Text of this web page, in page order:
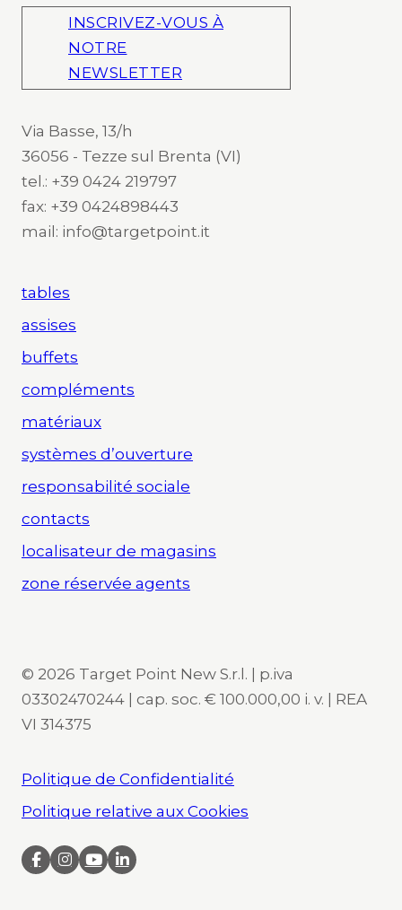
INSCRIVEZ-VOUS À
NOTRE
NEWSLETTER
Via Basse, 13/h
36056 - Tezze sul Brenta (VI)
tel.: +39 0424 219797
fax: +39 0424898443
mail: info@targetpoint.it
tables
assises
buffets
compléments
matériaux
systèmes d’ouverture
responsabilité sociale
contacts
localisateur de magasins
zone réservée agents
© 2026 Target Point New S.r.l. | p.iva
03302470244 | cap. soc. € 100.000,00 i. v. | REA
VI 314375
Politique de Confidentialité
Politique relative aux Cookies